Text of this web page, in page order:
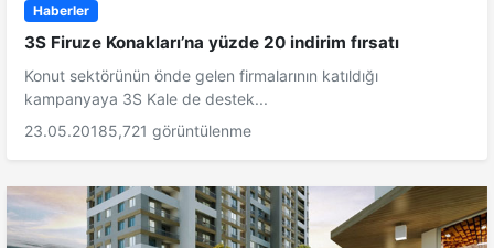
Haberler
3S Firuze Konakları’na yüzde 20 indirim fırsatı
Konut sektörünün önde gelen firmalarının katıldığı
kampanyaya 3S Kale de destek...
23.05.20185,721 görüntülenme